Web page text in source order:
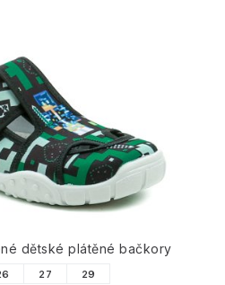
dětské plátěné bačkory
27 29